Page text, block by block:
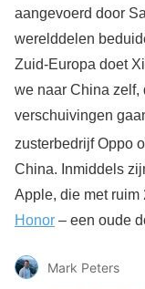
aangevoerd door
werelddelen
Zuid-Europa doet
we naar China zelf,
verschuivingen
zusterbedrijf Oppo
China. Inmiddels
Apple, die met ruim
Honor – een oude
Mark Peters